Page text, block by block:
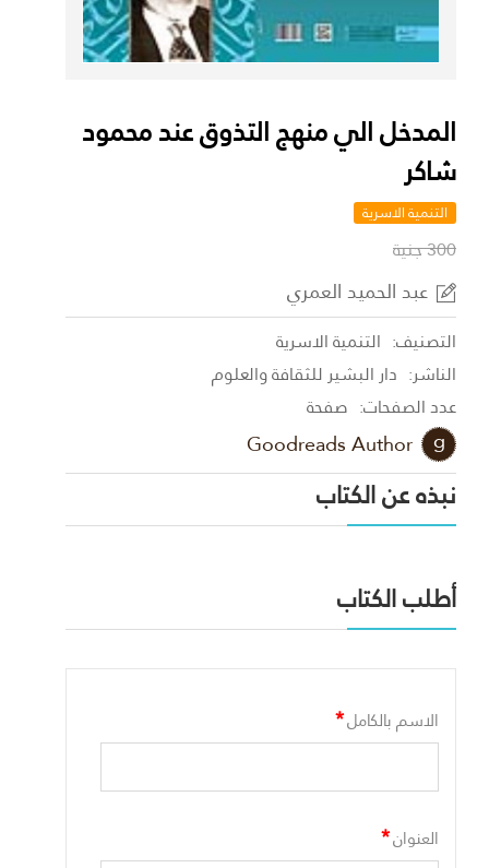
المدخل الي منهج التذوق عند محمود
شاكر
التنمية الاسرية
300 جنية
عبد الحميد العمري
التصنيف: التنمية الاسرية
الناشر: دار البشير للثقافة والعلوم
عدد الصفحات: صفحة
Goodreads Author
نبذه عن الكتاب
أطلب الكتاب
الاسم بالكامل*
العنوان*